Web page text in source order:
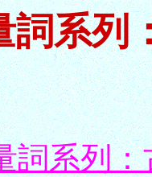
詞系列
詞系列